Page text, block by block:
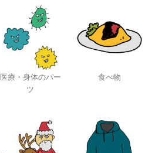
医療・身体のパー
ツ
食べ物